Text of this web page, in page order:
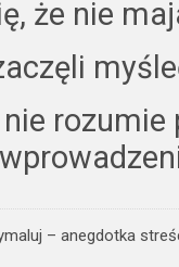
że nie
rozumie
– anegdotka